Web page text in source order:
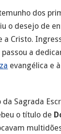
dos
o desejo de
a Cristo.
a
evangélica e
da Sagrada
o título de